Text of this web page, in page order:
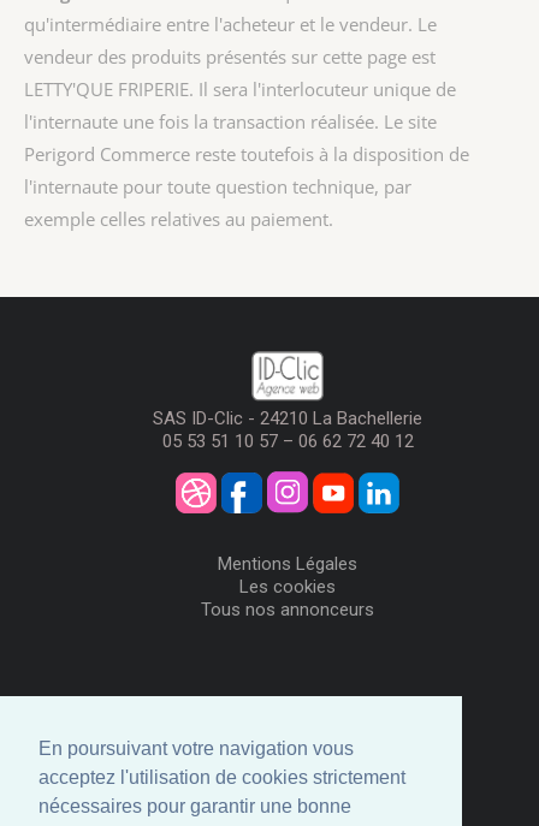
En poursuivant votre navigation vous
acceptez l'utilisation de cookies strictement
nécessaires pour garantir une bonne
qu'intermédiaire entre l'acheteur et le vendeur. Le
vendeur des produits présentés sur cette page est
LETTY'QUE FRIPERIE. Il sera l'interlocuteur unique de
l'internaute une fois la transaction réalisée. Le site
Perigord Commerce reste toutefois à la disposition de
l'internaute pour toute question technique, par
exemple celles relatives au paiement.
SAS ID-Clic - 24210 La Bachellerie
05 53 51 10 57 – 06 62 72 40 12
Mentions Légales
Les cookies
Tous nos annonceurs
Me Connecter
Créer mon Compte
Annonceurs